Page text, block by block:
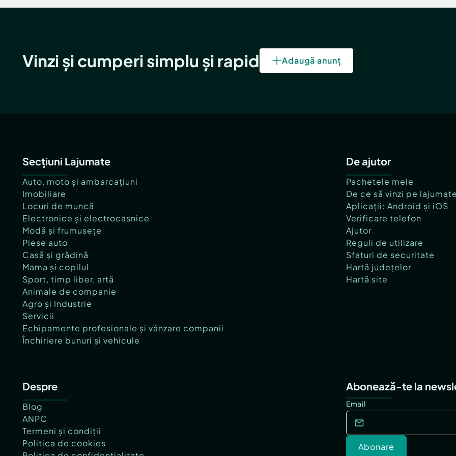
Vinzi și cumperi simplu și rapid Adaugă anunț
Secțiuni Lajumate
Auto, moto și ambarcațiuni
Imobiliare
Locuri de muncă
Electronice și electrocasnice
Modă și frumusețe
Piese auto
Casă și grădină
Mama și copilul
Sport, timp liber, artă
Animale de companie
Agro și Industrie
Servicii
Echipamente profesionale și vânzare companii
Închiriere bunuri și vehicule
De ajutor
Pachetele mele
De ce să vinzi pe
Aplicații: Android și iOS
Verificare telefon
Ajutor
Reguli de utilizare
Sfaturi de securitate
Hartă județelor
Hartă site
Despre
Blog
ANPC
Termeni și condiții
Politica de cookies
Abonează-te la
Email
Abonare